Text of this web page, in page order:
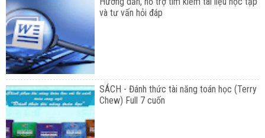
và tư vấn hỏi đáp
SÁCH - Đánh thức tài năng toán học (Terry
Chew) Full 7 cuốn